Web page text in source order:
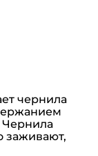
чернила
Чернила
заживают,